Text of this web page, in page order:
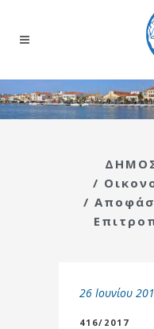
/
/
26 Ιουνίου
416/2017